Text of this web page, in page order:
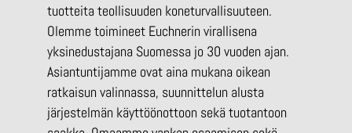
tuotteita teollisuuden koneturvallisuuteen.
Olemme toimineet Euchnerin virallisena
yksinedustajana Suomessa jo 30 vuoden ajan.
Asiantuntijamme ovat aina mukana oikean
ratkaisun valinnassa, suunnittelun alusta
järjestelmän käyttöönottoon sekä tuotantoon